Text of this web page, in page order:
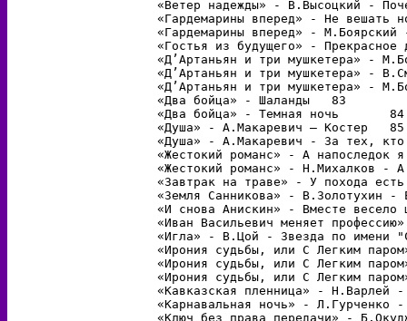
«Ветер надежды» - В.Высоцкий -
«Гардемарины вперед» - Не вешать
«Гардемарины вперед» - M.Боярский -
«Гостья из будущего» - Прекрасное
«Д’Артаньян и три мушкетера» -
«Д’Артаньян и три мушкетера» -
«Д’Артаньян и три мушкетера» -
«Два бойца» - Шаланды	83
«Два бойца» - Темная ночь	84
«Душа» - А.Макаревич – Костер	85
«Душа» - А.Макаревич - За тех, кто в
«Жестокий романс» - А напоследок я
«Жестокий романс» - Н.Михалков - А
«Завтрак на траве» - У похода есть
«Земля Санникова» - В.Золотухин -
«И снова Анискин» - Вместе весело
«Иван Васильевич меняет профессию»
«Игла» - В.Цой - Звезда по имени
«Ирония судьбы, или С Легким
«Ирония судьбы, или С Легким
«Ирония судьбы, или С Легким
«Кавказская пленница» - Н.Варлей -
«Карнавальная ночь» - Л.Гурченко -
«Ключ без права передачи» -